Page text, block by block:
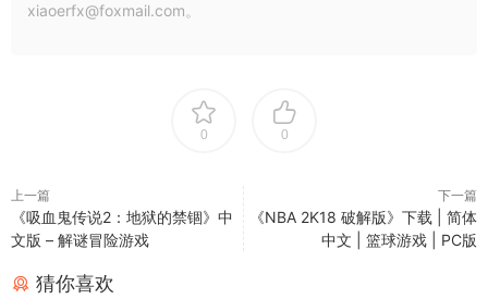
xiaoerfx@foxmail.com。
0 0
上一篇
《吸血鬼传说2：地狱的禁锢》中
文版 – 解谜冒险游戏
下一篇
《NBA 2K18 破解版》下载 | 简体
中文 | 篮球游戏 | PC版
猜你喜欢